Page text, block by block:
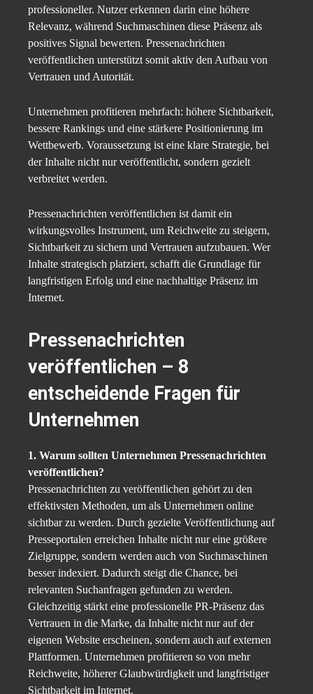
professioneller. Nutzer erkennen darin eine höhere
Relevanz, während Suchmaschinen diese Präsenz als
positives Signal bewerten. Pressenachrichten
veröffentlichen unterstützt somit aktiv den Aufbau von
Vertrauen und Autorität.
Unternehmen profitieren mehrfach: höhere Sichtbarkeit,
bessere Rankings und eine stärkere Positionierung im
Wettbewerb. Voraussetzung ist eine klare Strategie, bei
der Inhalte nicht nur veröffentlicht, sondern gezielt
verbreitet werden.
Pressenachrichten veröffentlichen ist damit ein
wirkungsvolles Instrument, um Reichweite zu steigern,
Sichtbarkeit zu sichern und Vertrauen aufzubauen. Wer
Inhalte strategisch platziert, schafft die Grundlage für
langfristigen Erfolg und eine nachhaltige Präsenz im
Internet.
Pressenachrichten
veröffentlichen – 8
entscheidende Fragen für
Unternehmen
1. Warum sollten Unternehmen Pressenachrichten
veröffentlichen?
Pressenachrichten zu veröffentlichen gehört zu den
effektivsten Methoden, um als Unternehmen online
sichtbar zu werden. Durch gezielte Veröffentlichung auf
Presseportalen erreichen Inhalte nicht nur eine größere
Zielgruppe, sondern werden auch von Suchmaschinen
besser indexiert. Dadurch steigt die Chance, bei
relevanten Suchanfragen gefunden zu werden.
Gleichzeitig stärkt eine professionelle PR-Präsenz das
Vertrauen in die Marke, da Inhalte nicht nur auf der
eigenen Website erscheinen, sondern auch auf externen
Plattformen. Unternehmen profitieren so von mehr
Reichweite, höherer Glaubwürdigkeit und langfristiger
Sichtbarkeit im Internet.